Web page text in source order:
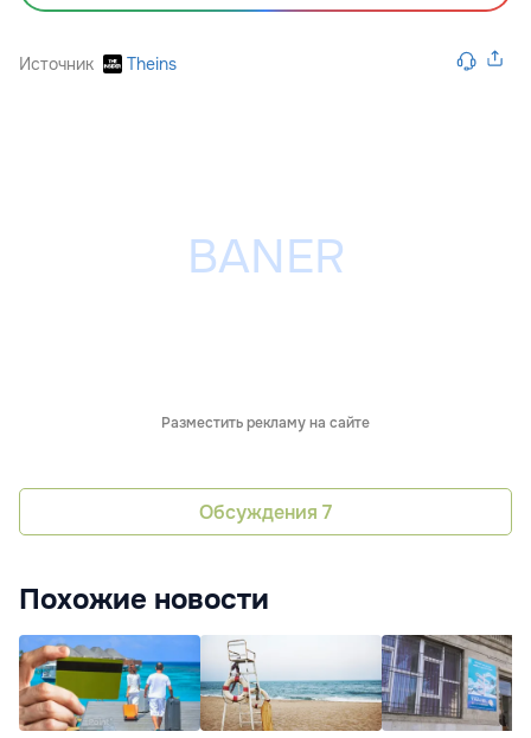
Источник Theins
Разместить рекламу на сайте
Обсуждения 7
Похожие новости